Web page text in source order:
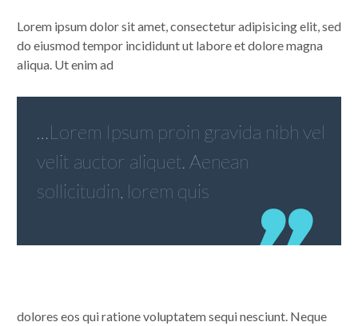
Lorem ipsum dolor sit amet, consectetur adipisicing elit, sed
do eiusmod tempor incididunt ut labore et dolore magna
aliqua. Ut enim ad
…Lorem Ipsum proin gravida nibh vel
velit auctor aliquet. Aenean
sollicitudin, lorem quis
dolores eos qui ratione voluptatem sequi nesciunt. Neque